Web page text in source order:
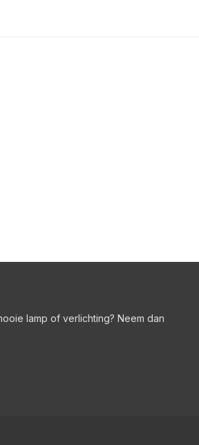
lamp of verlichting? Neem dan